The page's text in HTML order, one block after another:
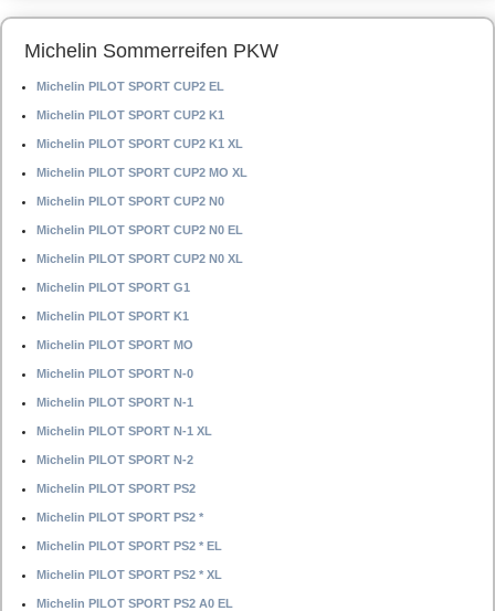
Michelin Sommerreifen PKW
Michelin PILOT SPORT CUP2 EL
Michelin PILOT SPORT CUP2 K1
Michelin PILOT SPORT CUP2 K1 XL
Michelin PILOT SPORT CUP2 MO XL
Michelin PILOT SPORT CUP2 N0
Michelin PILOT SPORT CUP2 N0 EL
Michelin PILOT SPORT CUP2 N0 XL
Michelin PILOT SPORT G1
Michelin PILOT SPORT K1
Michelin PILOT SPORT MO
Michelin PILOT SPORT N-0
Michelin PILOT SPORT N-1
Michelin PILOT SPORT N-1 XL
Michelin PILOT SPORT N-2
Michelin PILOT SPORT PS2
Michelin PILOT SPORT PS2 *
Michelin PILOT SPORT PS2 * EL
Michelin PILOT SPORT PS2 * XL
Michelin PILOT SPORT PS2 A0 EL